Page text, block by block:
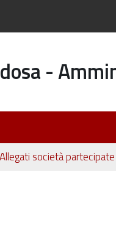
-
Allegati società partecipate